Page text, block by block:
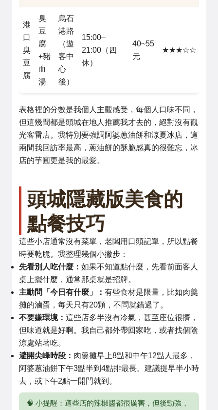
港
口
臭
豆
腐
臭
豆
腐
+豬
血
湯
烏石
港路
（遊
客中
心
後）
15:00–
21:00（四
休）
40~55
元
★★★☆☆
表格裡的分數是我個人主觀感受，每個人口味不同，
但這幾間都是頭城在地人推薦我才去的，絕對沒有觀
光客雷店。我特別要強調阿婆蔥油餅和涼夏冰店，這
兩間我回訪率最高，蔥油餅的酥脆感真的很難忘，冰
店的芋圓更是我的最愛。
頭城隱藏版美食的
點餐技巧
這些小店通常沒有菜單，老闆用口頭記單，所以點餐
時要乾脆。我整理幾個小撇步：
先看別人吃什麼： 如果不知道點什麼，先看前面客人
桌上擺什麼，通常那桌就是招牌。
主動問「今日有什麼」： 有些食材是限量，比如肉羹
攤的滷蛋，每天只有20顆，不問就錯過了。
不要嫌環境： 這些店多半沒有冷氣，甚至座位很擠，
但味道就是好啊。我自己都外帶回家吃，或者找個陰
涼處站著吃。
避開尖峰時段： 肉羹攤早上8點和中午12點人最多，
阿婆蔥油餅下午3點半到4點排最長。建議提早半小時
去，或下午2點一開門就到。
🧠 小提醒：這些店的辣椒醬都很厲害，但後勁強，